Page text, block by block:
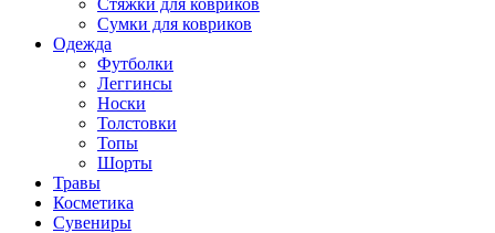
Стяжки для ковриков
Сумки для ковриков
Одежда
Футболки
Леггинсы
Носки
Толстовки
Топы
Шорты
Травы
Косметика
Сувениры